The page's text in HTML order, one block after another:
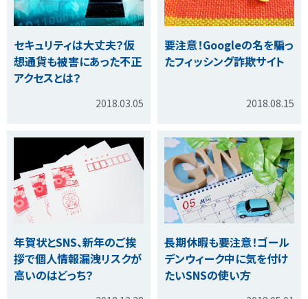
セキュリティは大丈夫？仮
想通貨も被害にあった不正
アクセスとは？
2018.03.05
要注意！Googleの名を騙っ
たフィッシング詐欺サイト
2018.08.15
年賀状とSNS、新年のご挨
拶で個人情報漏洩リスクが
高いのはどっち？
長期休暇も要注意！ゴール
デンウィーク中に気を付け
たいSNSの使い方